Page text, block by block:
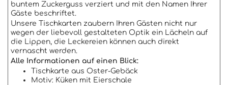
buntem Zuckerguss verziert und mit den Namen Ihrer
Gäste beschriftet.
Unsere Tischkarten zaubern Ihren Gästen nicht nur
wegen der liebevoll gestalteten Optik ein Lächeln auf
die Lippen, die Leckereien können auch direkt
vernascht werden.
Alle Informationen auf einen Blick:
Tischkarte aus Oster-Gebäck
Motiv: Küken mit Eierschale